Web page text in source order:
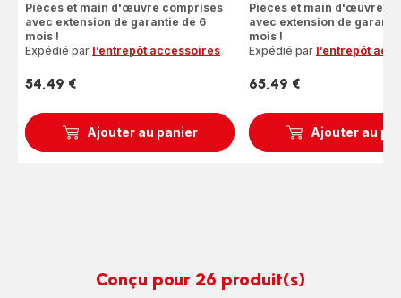
Ajouter au panier
Pièces et main d'œuvre comprises
avec extension de garantie de 6
mois !
Expédié par l’entrepôt accessoires
Prix
54,49 €
Ajouter au
Pièces et main d'œuvre
avec extension de
mois !
Expédié par l’entrepôt
Prix
65,49 €
Conçu pour 26 produit(s)